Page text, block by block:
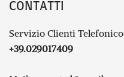
CONTATTI
Servizio Clienti Telefonico
+39.029017409